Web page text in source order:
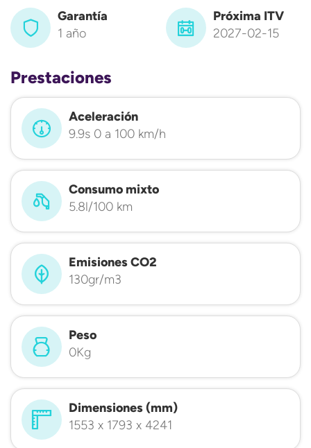
Garantía
1 año
Próxima ITV
2027-02-15
Prestaciones
Aceleración
9.9s 0 a 100 km/h
Consumo mixto
5.8l/100 km
Emisiones CO2
130gr/m3
Peso
0Kg
Dimensiones (mm)
1553 x 1793 x 4241